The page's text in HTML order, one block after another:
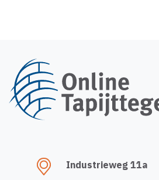
Industrieweg 11a